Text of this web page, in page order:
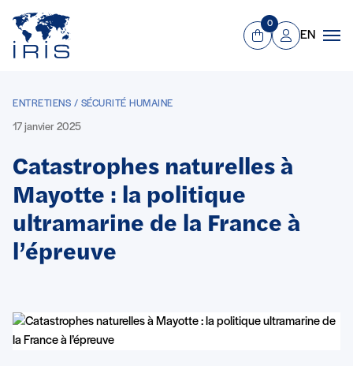
Aller au contenu principal
Panier
0
Mon compte
EN
ENTRETIENS / SÉCURITÉ HUMAINE
17 janvier 2025
Catastrophes naturelles à
Mayotte : la politique
ultramarine de la France à
l’épreuve